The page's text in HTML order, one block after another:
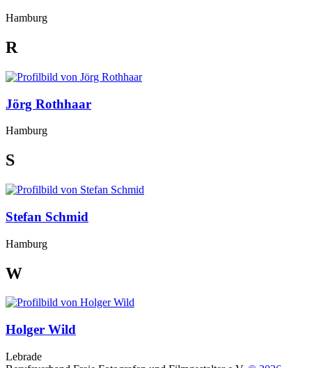
Hamburg
R
Jörg Rothhaar
Hamburg
S
Stefan Schmid
Hamburg
W
Holger Wild
Lebrade